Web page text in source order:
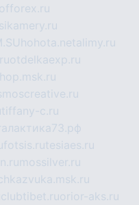
hohota.net alimy.ru
otdelkaexp.ru
tiffany-c.ru
галактика73.рф
fotsis.rutesiaes.ru
mossilver.ru
clubtibet.ruorior-aks.ru